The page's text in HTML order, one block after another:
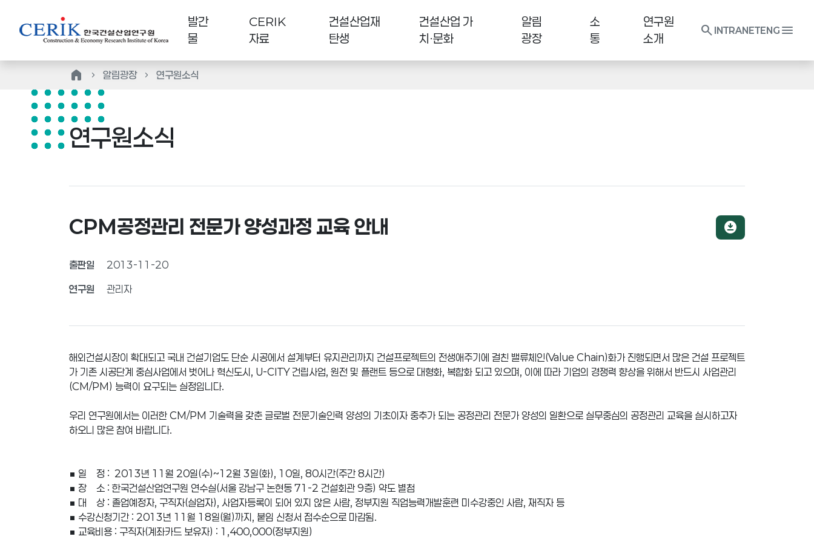
발간
물
CERIK
자료
건설산업재
탄생
건설산업 가
치·문화
알림
광장
소
통
연구원
소개
search INTRANETENG menu
home 알림광장 연구원소식
연구원소식
CPM공정관리 전문가 양성과정 교육 안내
출판일 2013-11-20
연구원 관리자
download_for_offline
해외건설시장이 확대되고 국내 건설기업도 단순 시공에서 설계부터 유지관리까지 건설프로젝트의 전생애주기에 걸친 밸류체인(Value Chain)화가 진행되면서 많은 건설 프로젝트
가 기존 시공단계 중심사업에서 벗어나 혁신도시, U-CITY 건립사업, 원전 및 플랜트 등으로 대형화, 복합화 되고 있으며, 이에 따라 기업의 경쟁력 향상을 위해서 반드시 사업관리
(CM/PM) 능력이 요구되는 실정입니다.
우리 연구원에서는 이러한 CM/PM 기술력을 갖춘 글로벌 전문기술인력 양성의 기초이자 중추가 되는 공정관리 전문가 양성의 일환으로 실무중심의 공정관리 교육을 실시하고자
하오니 많은 참여 바랍니다.
■ 일 정 : 2013년 11월 20일(수)~12월 3일(화), 10일, 80시간(주간 8시간)
■ 장 소 : 한국건설산업연구원 연수실(서울 강남구 논현동 71-2 건설회관 9층) 약도 별첨
■ 대 상 : 졸업예정자, 구직자(실업자), 사업자등록이 되어 있지 않은 사람, 정부지원 직업능력개발훈련 미수강중인 사람, 재직자 등
■ 수강신청기간 : 2013년 11월 18일(월)까지, 붙임 신청서 접수순으로 마감됨.
■ 교육비용 : 구직자(계좌카드 보유자) : 1,400,000(정부지원)